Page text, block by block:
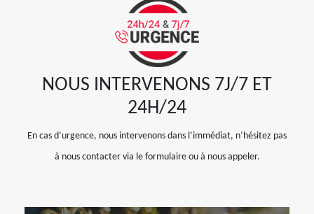
NOUS INTERVENONS 7J/7 ET
24H/24
En cas d’urgence, nous intervenons dans l’immédiat, n’hésitez pas
à nous contacter via le formulaire ou à nous appeler.